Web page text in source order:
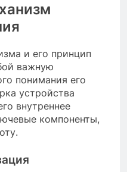
и его принцип
важную
понимания его
устройства
внутреннее
компоненты,